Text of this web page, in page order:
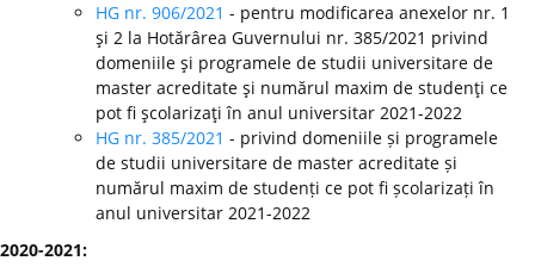
HG nr. 906/2021 - pentru modificarea anexelor nr. 1
şi 2 la Hotărârea Guvernului nr. 385/2021 privind
domeniile şi programele de studii universitare de
master acreditate şi numărul maxim de studenţi ce
pot fi şcolarizaţi în anul universitar 2021-2022
HG nr. 385/2021 - privind domeniile și programele
de studii universitare de master acreditate și
numărul maxim de studenți ce pot fi școlarizați în
anul universitar 2021-2022
2020-2021: